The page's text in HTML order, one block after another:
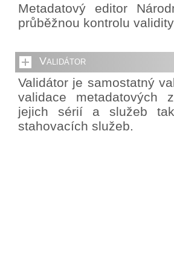
Metadatový editor
průběžnou kontrolu
Validátor
Validátor je samostatný
validace metadatových
jejich sérií a služeb
stahovacích služeb.